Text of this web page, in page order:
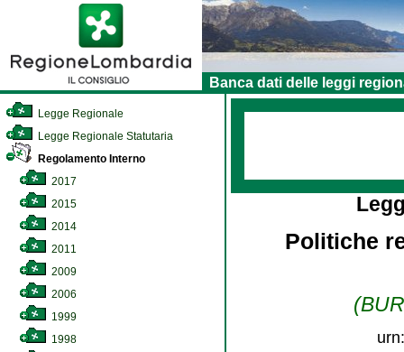
Banca dati delle leggi
Legge Regionale
Legge Regionale Statutaria
Regolamento Interno
2017
2015
2014
2011
2009
2006
1999
1998
Politiche